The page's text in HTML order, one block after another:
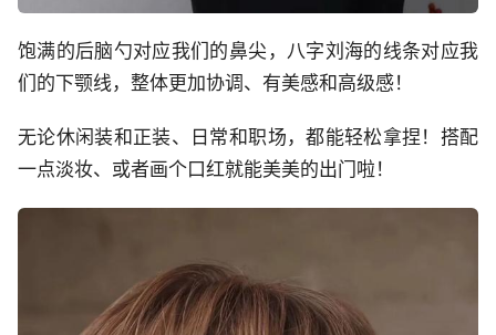
饱满的后脑勺对应我们的鼻尖，八字刘海的线条对应我
们的下颚线，整体更加协调、有美感和高级感！
无论休闲装和正装、日常和职场，都能轻松拿捏！搭配
一点淡妆、或者画个口红就能美美的出门啦！